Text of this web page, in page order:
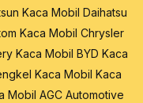
Kaca Mobil Daihatsu
Kaca Mobil Chrysler
Kaca Mobil BYD Kaca
Kaca Mobil Kaca
Mobil AGC Automotive